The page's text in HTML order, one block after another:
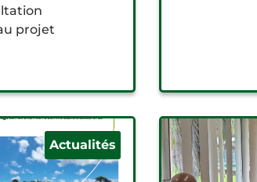
projet
Actualités